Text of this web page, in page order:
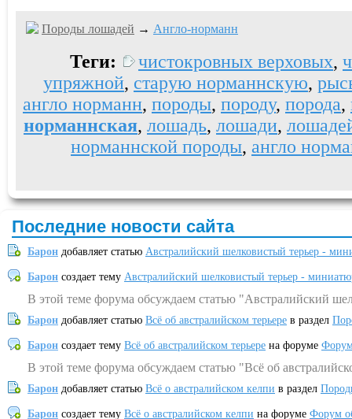
Породы лошадей → Англо-норманн
Теги: чистокровных верховых,
упряжной, старую норманнскую,
англо норманн, породы, породу, порода,
норманнская, лошадь, лошади,
норманнской породы, англо
Последние новости сайта
Барон добавляет статью Австралийский шелковистый терьер -
Барон создает тему Австралийский шелковистый терьер -
В этой теме форума обсуждаем статью "Австралийский
Барон добавляет статью Всё об австралийском терьере в раздел
Барон создает тему Всё об австралийском терьере на форуме
В этой теме форума обсуждаем статью "Всё об
Барон добавляет статью Всё о австралийском келпи в раздел
Барон создает тему Всё о австралийском келпи на форуме Форум